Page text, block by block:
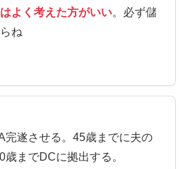
よく考えた方がいい。必ず儲
ね
完遂させる。45歳までに夫の
までDCに拠出する。